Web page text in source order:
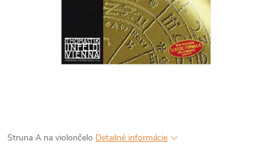
Struna A na violončelo Detailné informácie